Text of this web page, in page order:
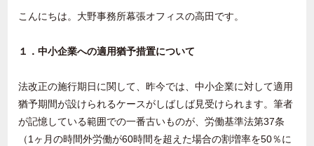
こんにちは。大野事務所幕張オフィスの高田です。
１．中小企業への適用猶予措置について
法改正の施行期日に関して、昨今では、中小企業に対して適用
猶予期間が設けられるケースがしばしば見受けられます。筆者
が記憶している範囲での一番古いものが、労働基準法第37条
（1ヶ月の時間外労働が60時間を超えた場合の割増率を50％に